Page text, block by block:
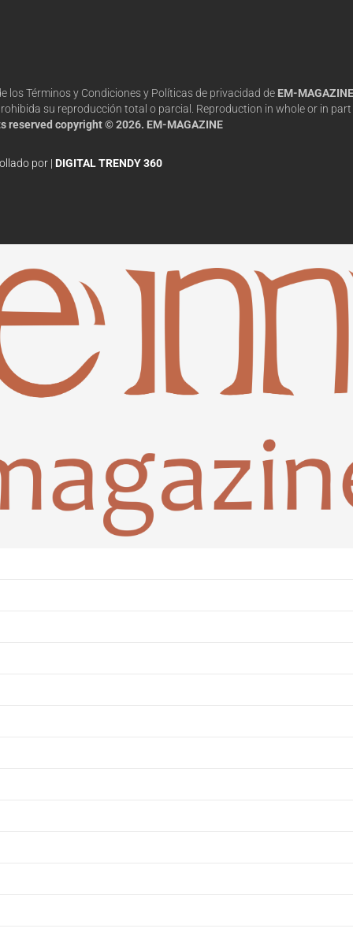
los Términos y Condiciones y Políticas de privacidad de EM-MAGAZINE
su reproducción total o parcial. Reproduction in whole or in part
reserved copyright © 2026. EM-MAGAZINE
por | DIGITAL TRENDY 360